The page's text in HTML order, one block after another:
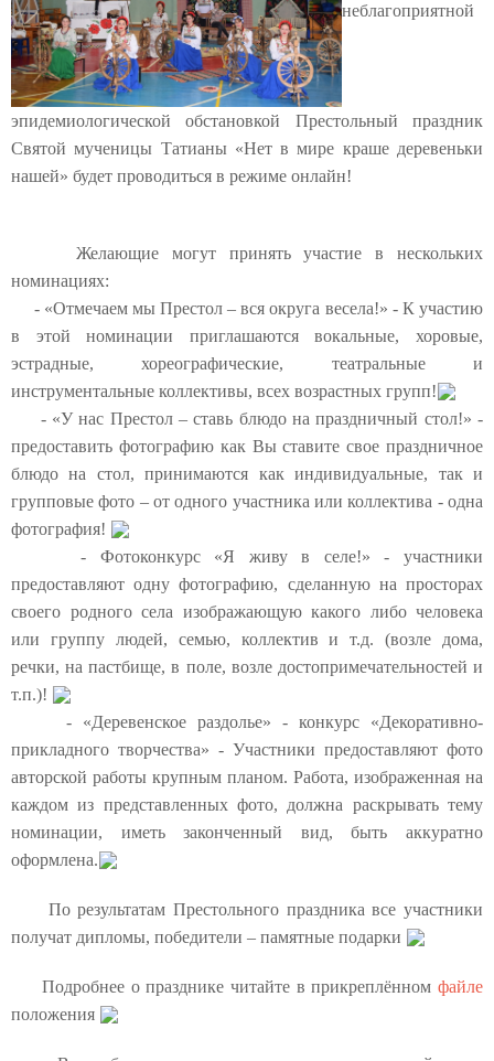
неблагоприятной
эпидемиологической обстановкой Престольный праздник
Святой мученицы Татианы «Нет в мире краше деревеньки
нашей» будет проводиться в режиме онлайн!
Желающие могут принять участие в нескольких
номинациях:
- «Отмечаем мы Престол – вся округа весела!» - К участию
в этой номинации приглашаются вокальные, хоровые,
эстрадные, хореографические, театральные и
инструментальные коллективы, всех возрастных групп!
- «У нас Престол – ставь блюдо на праздничный стол!» -
предоставить фотографию как Вы ставите свое праздничное
блюдо на стол, принимаются как индивидуальные, так и
групповые фото – от одного участника или коллектива - одна
фотография!
- Фотоконкурс «Я живу в селе!» - участники
предоставляют одну фотографию, сделанную на просторах
своего родного села изображающую какого либо человека
или группу людей, семью, коллектив и т.д. (возле дома,
речки, на пастбище, в поле, возле достопримечательностей и
т.п.)!
- «Деревенское раздолье» - конкурс «Декоративно-
прикладного творчества» - Участники предоставляют фото
авторской работы крупным планом. Работа, изображенная на
каждом из представленных фото, должна раскрывать тему
номинации, иметь законченный вид, быть аккуратно
оформлена.
По результатам Престольного праздника все участники
получат дипломы, победители – памятные подарки
Подробнее о празднике читайте в прикреплённом файле
положения